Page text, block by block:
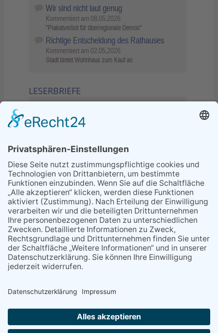
Wir sind nicht laut genug
Kommentiert am 08.05.2026
"Plakatverbot für überregionale Demos"
Richtige Entscheidung des Rathauses
Kommentiert am 02.05.2026
Stadt bietet Wohnhaus zum Kauf an
LESERBRIEFE
Sperrung B455: Kleiner
Grenzverkehr statt weite Wege
21.04.2026
Wenn Bahn-Computer nicht
miteinander kommunizieren
11.03.2026
"Plakatverbot für überregionale
Demos"
04.02.2026
Gelbe Tonne – Ein kleiner Blick
über den Tellerand
04.02.2026
Plastikersparnis durch Nutzung
von Gelber Tonne statt Säcken
NACH OBEN